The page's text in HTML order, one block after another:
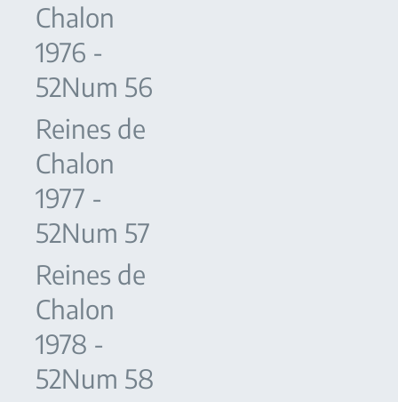
Chalon
1976 -
52Num 56
Reines de
Chalon
1977 -
52Num 57
Reines de
Chalon
1978 -
52Num 58